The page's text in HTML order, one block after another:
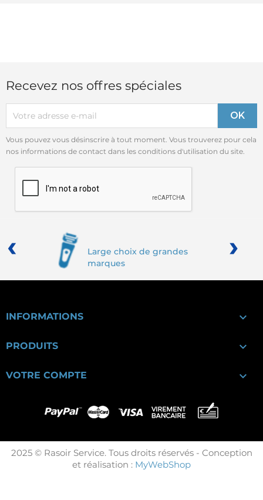
Recevez nos offres spéciales
Vous pouvez vous désinscrire à tout moment. Vous trouverez pour cela
nos informations de contact dans les conditions d'utilisation du site.
Large choix de grandes
marques
‹ ›
INFORMATIONS 
PRODUITS 
VOTRE COMPTE 
2025 © Rasoir Service. Tous droits réservés - Conception
et réalisation : MyWebShop